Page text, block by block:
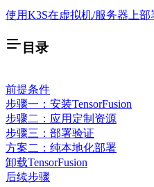
使用K3S在虚拟机/服务器上部
目录
前提条件
步骤一：安装TensorFusion
步骤二：应用定制资源
步骤三：部署验证
方案二：纯本地化部署
卸载TensorFusion
后续步骤